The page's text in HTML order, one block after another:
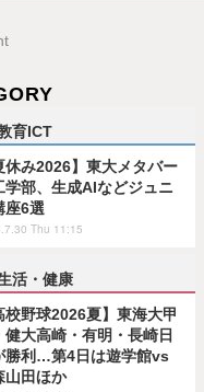
育ICT
休み2026】東大メタバー
学部、生成AIなどジュニ
座6選
Thu 11:15
活・健康
校野球2026夏】東海大甲
健大高崎・有明・長崎日
勝利…第4日は遊学館vs
山田ほか